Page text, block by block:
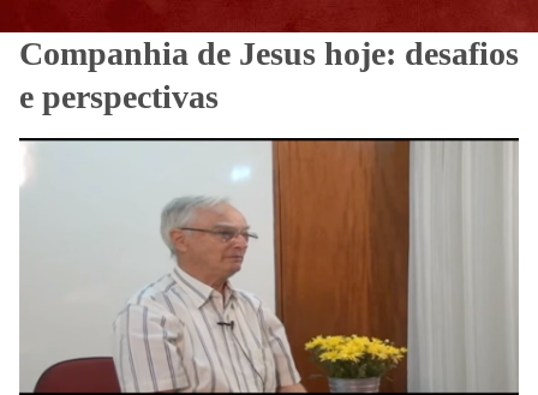
Companhia de Jesus hoje: desafios
e perspectivas